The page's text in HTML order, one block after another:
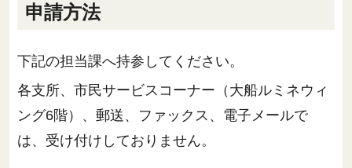
申請方法
下記の担当課へ持参してください。
各支所、市民サービスコーナー（大船ルミネウィ
ング6階）、郵送、ファックス、電子メールで
は、受け付けしておりません。